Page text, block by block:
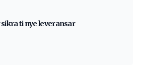
ti nye leveransar